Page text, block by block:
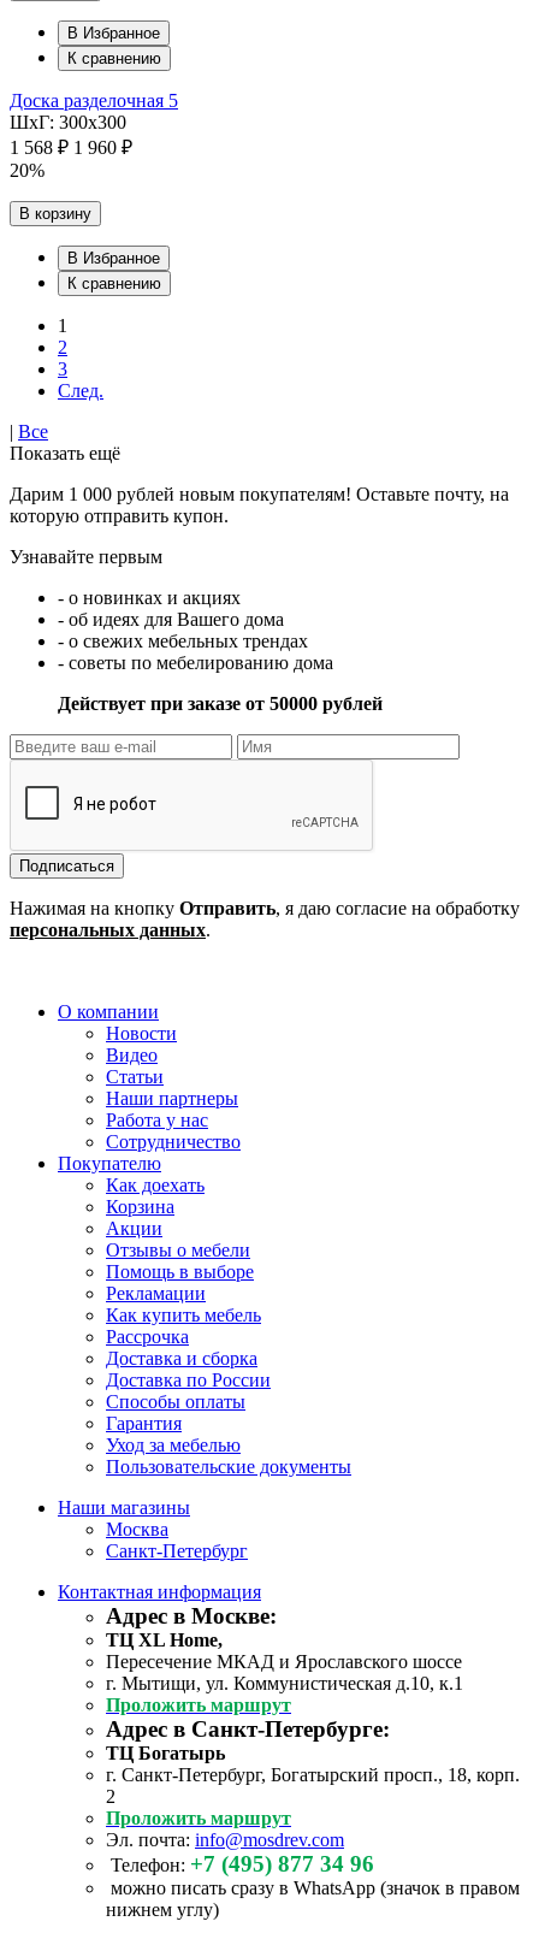
В Избранное
К сравнению
Доска разделочная 5
ШхГ: 300х300
1 568 ₽ 1 960 ₽
20%
В корзину
В Избранное
К сравнению
1
2
3
След.
| Все
Показать ещё
Дарим 1 000 рублей новым покупателям! Оставьте почту, на
которую отправить купон.
Узнавайте первым
- о новинках и акциях
- об идеях для Вашего дома
- о свежих мебельных трендах
- советы по мебелированию дома
Действует при заказе от 50000 рублей
Подписаться
Нажимая на кнопку Отправить, я даю согласие на обработку
персональных данных.
О компании
Новости
Видео
Статьи
Наши партнеры
Работа у нас
Сотрудничество
Покупателю
Как доехать
Корзина
Акции
Отзывы о мебели
Помощь в выборе
Рекламации
Как купить мебель
Рассрочка
Доставка и сборка
Доставка по России
Способы оплаты
Гарантия
Уход за мебелью
Пользовательские документы
Наши магазины
Москва
Санкт-Петербург
Контактная информация
Адрес в Москве:
ТЦ XL Home,
Пересечение МКАД и Ярославского шоссе
г. Мытищи, ул. Коммунистическая д.10, к.1
Проложить маршрут
Адрес в Санкт-Петербурге:
ТЦ Богатырь
г. Санкт-Петербург, Богатырский просп., 18, корп.
2
Проложить маршрут
Эл. почта: info@mosdrev.com
Телефон: +7 (495) 877 34 96
можно писать сразу в WhatsApp (значок в правом
нижнем углу)